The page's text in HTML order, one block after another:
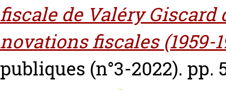
fiscale de Valéry Giscard
novations fiscales (1959-
publiques (n°3-2022). pp.